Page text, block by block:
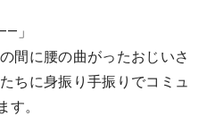
」
間に腰の曲がったおじいさ
ちに身振り手振りでコミュ
す。